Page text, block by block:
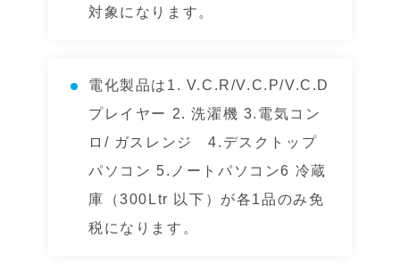
対象になります。
電化製品は1. V.C.R/V.C.P/V.C.D
プレイヤー 2. 洗濯機 3.電気コン
ロ/ ガスレンジ 4.デスクトップ
パソコン 5.ノートパソコン6 冷蔵
庫（300Ltr 以下）が各1品のみ免
税になります。